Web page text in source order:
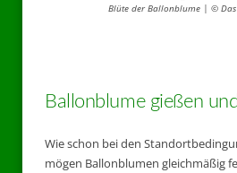
Blüte der Ballonblume | ©
Ballonblume gießen
Wie schon bei den
mögen Ballonblumen gleichmäßig